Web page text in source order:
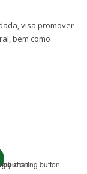
visa promover
bem como